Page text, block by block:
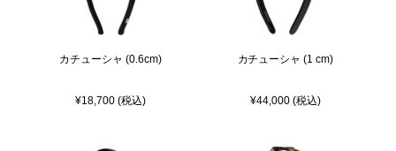
カチューシャ (0.6cm)
¥18,700 (税込)
カチューシャ (1 cm)
¥44,000 (税込)